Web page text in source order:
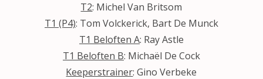
T2: Michel Van Britsom
T1 (P4): Tom Volckerick, Bart De Munck
T1 Beloften A: Ray Astle
T1 Beloften B: Michaël De Cock
Keeperstrainer: Gino Verbeke